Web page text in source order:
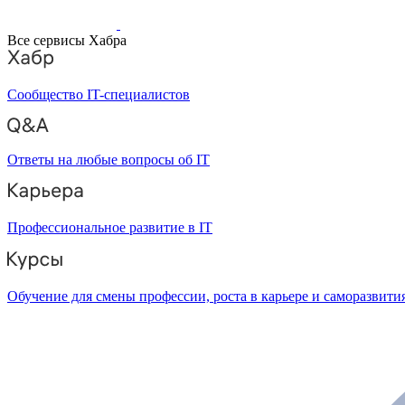
Все сервисы Хабра
Сообщество IT-специалистов
Ответы на любые вопросы об IT
Профессиональное развитие в IT
Обучение для смены профессии, роста в карьере и